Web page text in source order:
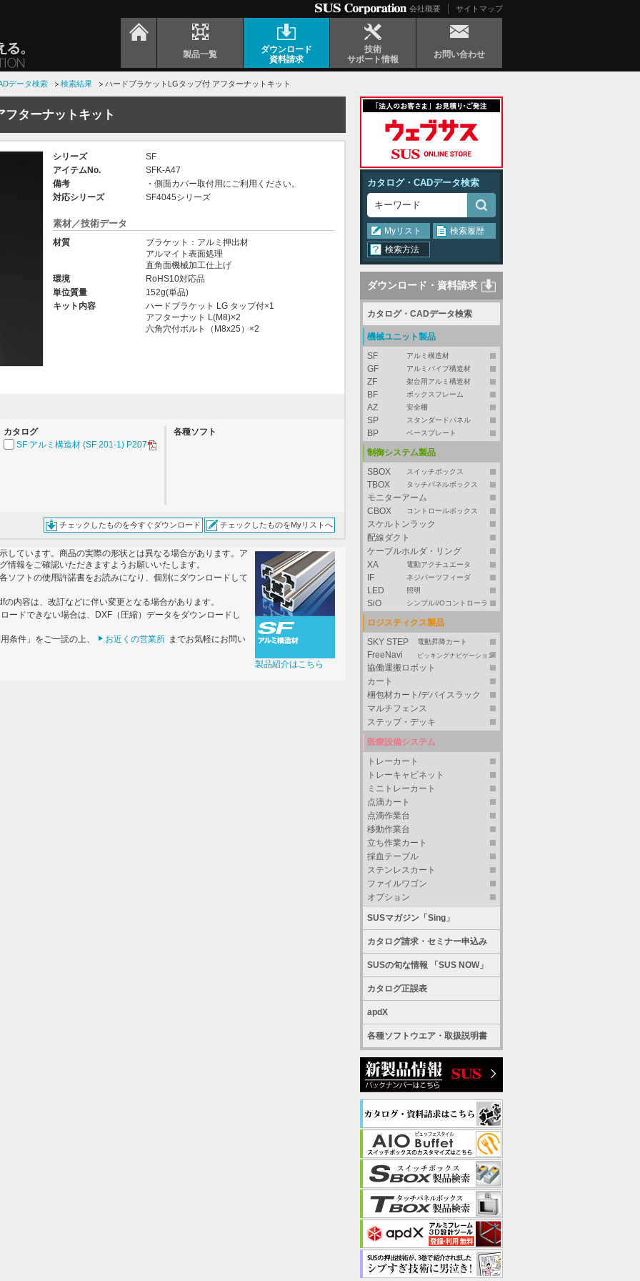
会社概要 サイトマップ
製品一覧
ダウンロード
資料請求
技術
サポート情報
お問い合わせ
データ検索 検索結果 ハードブラケットLGタップ付 アフターナットキット
ターナットキット
シリーズ
SF
アイテムNo.
SFK-A47
備考
・側面カバー取付用にご利用ください。
対応シリーズ
SF4045シリーズ
素材／技術データ
材質
ブラケット：アルミ押出材
アルマイト表面処理
直角面機械加工仕上げ
環境
RoHS10対応品
単位質量
152g(単品)
キット内容
ハードブラケット LG タップ付×1
アフターナット L(M8)×2
六角穴付ボルト（M8x25）×2
カタログ
SF アルミ構造材 (SF 201-1) P207
各種ソフト
チェックしたものを今すぐダウンロード チェックしたものをMyリストへ
製品紹介はこちら
しています。商品の実際の形状とは異なる場合があります。ア
情報をご確認いただきますようお願いいたします。
ソフトの使用許諾書をお読みになり、個別にダウンロードして
内容は、改訂などに伴い変更となる場合があります。
ードできない場合は、DXF（圧縮）データをダウンロードし
条件」をご一読の上、
お近くの営業所 までお気軽にお問い
カタログ・CADデータ検索
Myリスト
検索履歴
検索方法
ダウンロード・資料請求
カタログ・CADデータ検索
機械ユニット製品
SF
アルミ構造材
GF アルミパイプ構造材
ZF 架台用アルミ構造材
BF ボックスフレーム
AZ 安全柵
SP スタンダードパネル
BP ベースプレート
制御システム製品
SBOX
スイッチボックス
TBOX タッチパネルボックス
モニターアーム
CBOX
コントロールボックス
スケルトンラック
配線ダクト
ケーブルホルダ・リング
XA
電動アクチュエータ
IF ネジパーツフィーダ
LED 照明
SiO シンプルI/Oコントローラ
ロジスティクス製品
SKY STEP
電動昇降カート
FreeNavi ピッキングナビゲーション
協働運搬ロボット
カート
梱包材カート/デバイスラック
マルチフェンス
ステップ・デッキ
医療設備システム
トレーカート
トレーキャビネット
ミニトレーカート
点滴カート
点滴作業台
移動作業台
立ち作業カート
採血テーブル
ステンレスカート
ファイルワゴン
オプション
SUSマガジン「Sing」
カタログ請求・セミナー申込み
SUSの旬な情報 「SUS NOW」
カタログ正誤表
apdX
各種ソフトウエア・取扱説明書